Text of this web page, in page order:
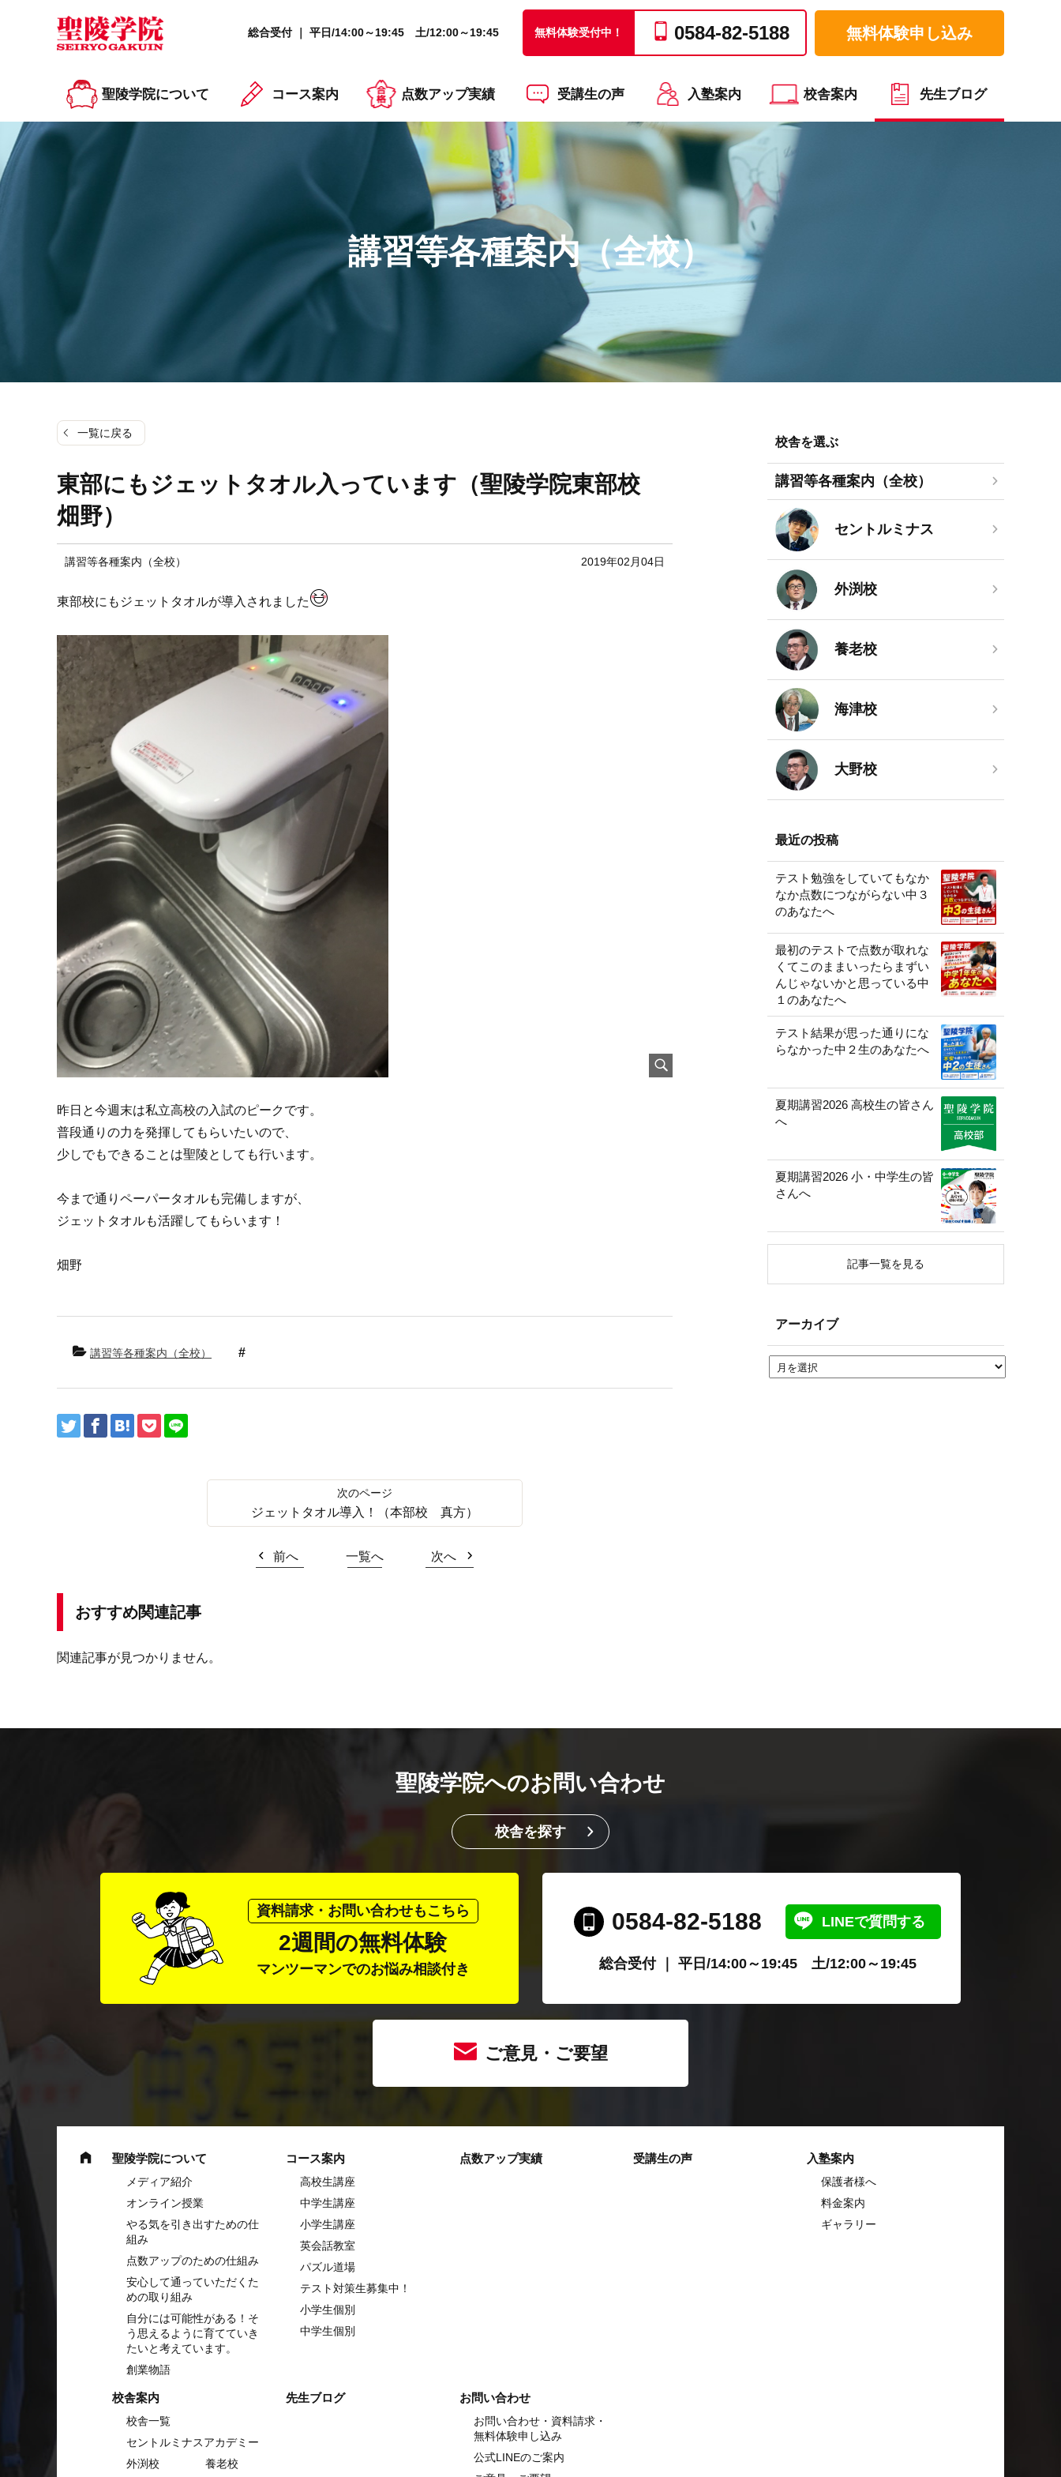
総合受付 ｜ 平日/14:00～19:45 土/12:00～19:45 無料体験受付中！ 0584-82-5188 無料体験申し込み
聖陵学院について コース案内 点数アップ実績 受講生の声 入塾案内 校舎案内 先生ブログ
講習等各種案内（全校）
一覧に戻る
東部にもジェットタオル入っています（聖陵学院東部校
畑野）
講習等各種案内（全校） 2019年02月04日
東部校にもジェットタオルが導入されました
昨日と今週末は私立高校の入試のピークです。
普段通りの力を発揮してもらいたいので、
少しでもできることは聖陵としても行います。
今まで通りペーパータオルも完備しますが、
ジェットタオルも活躍してもらいます！
畑野
講習等各種案内（全校）
ジェットタオル導入！（本部校 真方）
前へ 一覧へ 次へ
おすすめ関連記事
関連記事が見つかりません。
校舎を選ぶ
講習等各種案内（全校）
セントルミナス
外渕校
養老校
海津校
大野校
最近の投稿
テスト勉強をしていてもなか
なか点数につながらない中３
のあなたへ
最初のテストで点数が取れな
くてこのままいったらまずい
んじゃないかと思っている中
１のあなたへ
テスト結果が思った通りにな
らなかった中２生のあなたへ
夏期講習2026 高校生の皆さん
へ
夏期講習2026 小・中学生の皆
さんへ
記事一覧を見る
アーカイブ
聖陵学院へのお問い合わせ
校舎を探す
資料請求・お問い合わせもこちら
2週間の無料体験
マンツーマンでのお悩み相談付き
0584-82-5188 LINEで質問する
総合受付 ｜ 平日/14:00～19:45 土/12:00～19:45
ご意見・ご要望
聖陵学院について
メディア紹介
オンライン授業
やる気を引き出すための仕
組み
点数アップのための仕組み
安心して通っていただくた
めの取り組み
自分には可能性がある！そ
う思えるように育てていき
たいと考えています。
創業物語
コース案内
高校生講座
中学⽣講座
⼩学⽣講座
英会話教室
パズル道場
テスト対策生募集中！
小学生個別
中学生個別
点数アップ実績 受講生の声 入塾案内
保護者様へ
料金案内
ギャラリー
校舎案内
校舎一覧
セントルミナスアカデミー
外渕校
養老校
先生ブログ お問い合わせ
お問い合わせ・資料請求・
無料体験申し込み
公式LINEのご案内